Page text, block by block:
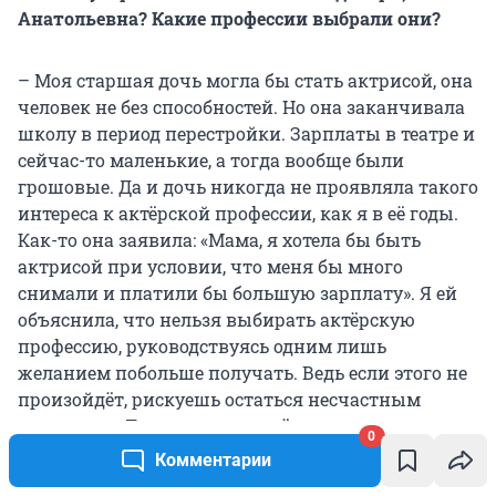
Комментарии
0
Анатольевна? Какие профессии выбрали они?
– Моя старшая дочь могла бы стать актрисой, она
человек не без способностей. Но она заканчивала
школу в период перестройки. Зарплаты в театре и
сейчас-то маленькие, а тогда вообще были
грошовые. Да и дочь никогда не проявляла такого
интереса к актёрской профессии, как я в её годы.
Как-то она заявила: «Мама, я хотела бы быть
актрисой при условии, что меня бы много
снимали и платили бы большую зарплату». Я ей
объяснила, что нельзя выбирать актёрскую
профессию, руководствуясь одним лишь
желанием побольше получать. Ведь если этого не
произойдёт, рискуешь остаться несчастным
человеком. Далеко не все актёры много
снимаются и много получают. Есть те, которые
просто трудятся, получают удовольствие от